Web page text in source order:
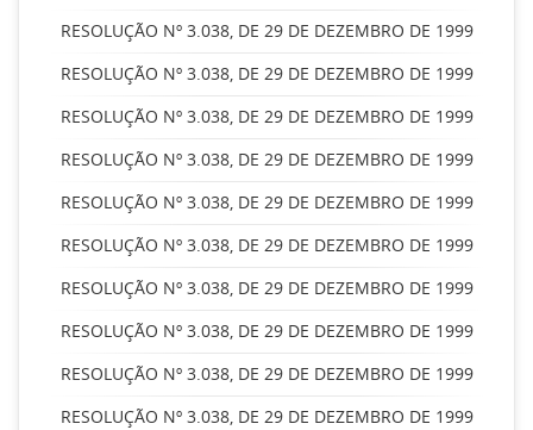
RESOLUÇÃO Nº 3.038, DE 29 DE DEZEMBRO DE 1999
RESOLUÇÃO Nº 3.038, DE 29 DE DEZEMBRO DE 1999
RESOLUÇÃO Nº 3.038, DE 29 DE DEZEMBRO DE 1999
RESOLUÇÃO Nº 3.038, DE 29 DE DEZEMBRO DE 1999
RESOLUÇÃO Nº 3.038, DE 29 DE DEZEMBRO DE 1999
RESOLUÇÃO Nº 3.038, DE 29 DE DEZEMBRO DE 1999
RESOLUÇÃO Nº 3.038, DE 29 DE DEZEMBRO DE 1999
RESOLUÇÃO Nº 3.038, DE 29 DE DEZEMBRO DE 1999
RESOLUÇÃO Nº 3.038, DE 29 DE DEZEMBRO DE 1999
RESOLUÇÃO Nº 3.038, DE 29 DE DEZEMBRO DE 1999